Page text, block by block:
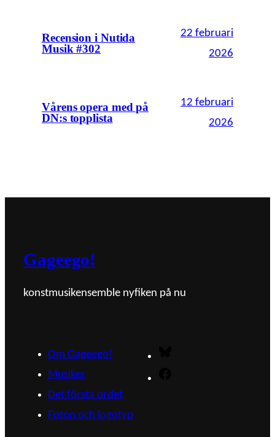
Recension i Nutida
Musik #302
22 februari
2026
Vårens opera med på
DN:s topplista
12 februari
2026
Gageego!
konstmusikensemble nyfiken på nu
Om Gageego!
Musiker
Det första ordet
Foton och logotyp